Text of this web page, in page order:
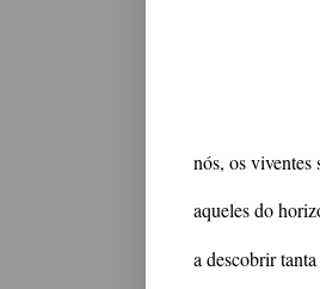
nós, os viventes
aqueles do
a descobrir